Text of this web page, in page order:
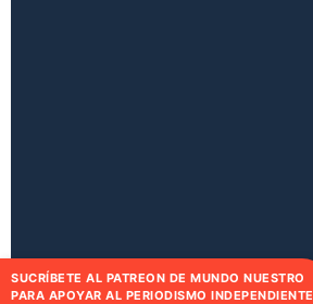
SUCRÍBETE AL PATREON DE MUNDO NUESTRO
PARA APOYAR AL PERIODISMO INDEPENDIENTE